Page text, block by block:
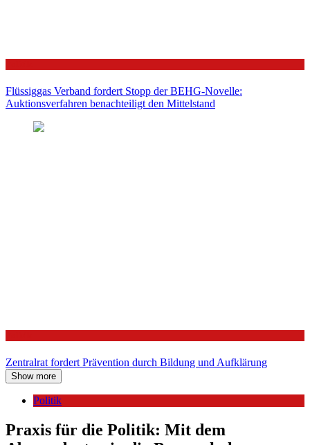
Flüssiggas Verband fordert Stopp der BEHG-Novelle:
Auktionsverfahren benachteiligt den Mittelstand
Zentralrat fordert Prävention durch Bildung und Aufklärung
Show more
Politik
Praxis für die Politik: Mit dem